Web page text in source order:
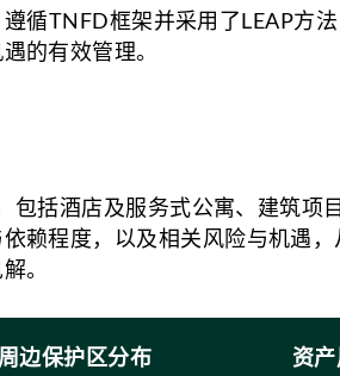
循TNFD框架并采用了LEAP方
的有效管理。
包括酒店及服务式公寓、建筑
赖程度，以及相关风险与机遇
。
边保护区分布 资